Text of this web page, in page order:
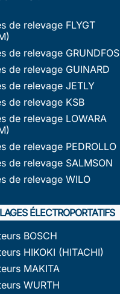
de relevage FLYGT
de relevage GRUNDFOS
de relevage GUINARD
de relevage JETLY
de relevage KSB
de relevage LOWARA
de relevage PEDROLLO
de relevage SALMSON
de relevage WILO
ÉLECTROPORTATIFS
BOSCH
HIKOKI (HITACHI)
MAKITA
WURTH